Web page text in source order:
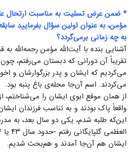
* ضمن عرض تسلیت به مناسبت ارتحال
مؤمن، به عنوان اولین سؤال بفرمایید
به چه زمانی برمی‌گردد؟
آشنایی بنده با آیت‌الله مؤمن رحمه‌الله به
تقریباً آن دورانی که دبستان می‌رفتم،
می‌کردیم که ایشان و پدر بزرگوارشان و
می‌کردند. اسم آن‌جا محله‌ی باغ پنبه بود.
از همان موقع ابوی ایشان را می‌شناختم،
واقعاً پاک بودند و به تناسب فرزندان
این‌که طلبه شدم، یکی دو سال بعد، به
ایشان هم آن‌جا آمدند و هم‌بحث شدیم.